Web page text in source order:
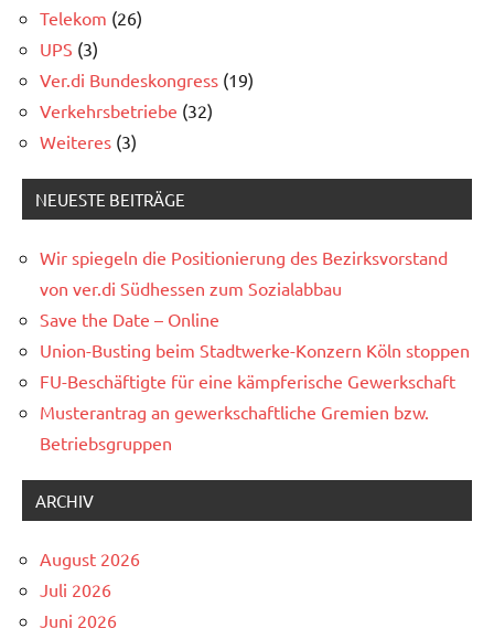
Telekom (26)
UPS (3)
Ver.di Bundeskongress (19)
Verkehrsbetriebe (32)
Weiteres (3)
NEUESTE BEITRÄGE
Wir spiegeln die Positionierung des Bezirksvorstand
von ver.di Südhessen zum Sozialabbau
Save the Date – Online
Union-Busting beim Stadtwerke-Konzern Köln stoppen
FU-Beschäftigte für eine kämpferische Gewerkschaft
Musterantrag an gewerkschaftliche Gremien bzw.
Betriebsgruppen
ARCHIV
August 2026
Juli 2026
Juni 2026